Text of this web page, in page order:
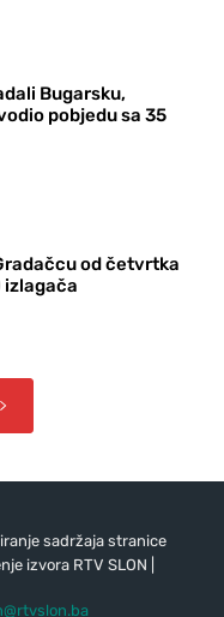
Bugarsku,
pobjedu sa 35
od četvrtka
izlagača
sadržaja stranice
izvora RTV SLON |